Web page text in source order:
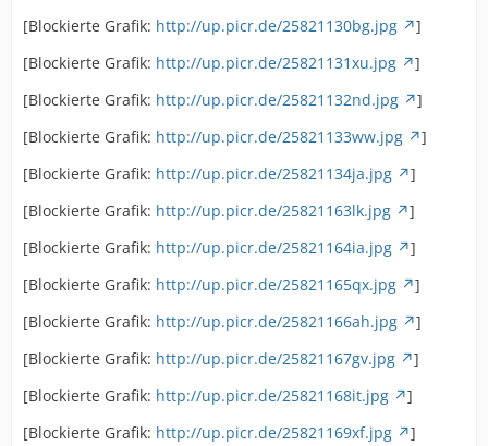
[Blockierte Grafik: http://up.picr.de/25821130bg.jpg
]
[Blockierte Grafik: http://up.picr.de/25821131xu.jpg
]
[Blockierte Grafik: http://up.picr.de/25821132nd.jpg
]
[Blockierte Grafik: http://up.picr.de/25821133ww.jpg
]
[Blockierte Grafik: http://up.picr.de/25821134ja.jpg
]
[Blockierte Grafik: http://up.picr.de/25821163lk.jpg
]
[Blockierte Grafik: http://up.picr.de/25821164ia.jpg
]
[Blockierte Grafik: http://up.picr.de/25821165qx.jpg
]
[Blockierte Grafik: http://up.picr.de/25821166ah.jpg
]
[Blockierte Grafik: http://up.picr.de/25821167gv.jpg
]
[Blockierte Grafik: http://up.picr.de/25821168it.jpg
]
[Blockierte Grafik: http://up.picr.de/25821169xf.jpg ]